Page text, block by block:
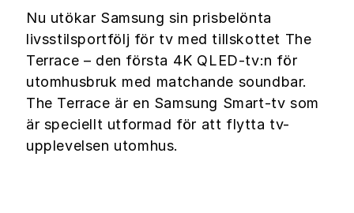
Nu utökar Samsung sin prisbelönta
livsstilsportfölj för tv med tillskottet The
Terrace – den första 4K QLED-tv:n för
utomhusbruk med matchande soundbar.
The Terrace är en Samsung Smart-tv som
är speciellt utformad för att flytta tv-
upplevelsen utomhus.